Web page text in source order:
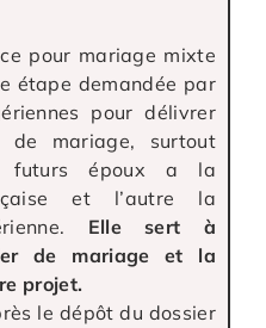
pour mariage mixte
étape demandée par
pour délivrer
de mariage, surtout
futurs époux a la
et l’autre la
Elle sert à
de mariage et la
projet.
le dépôt du dossier